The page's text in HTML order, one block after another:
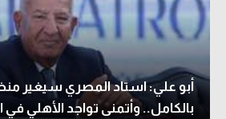
أبو علي: استاد المصري سيغير
بالكامل.. وأتمنى تواجد الأهلي في